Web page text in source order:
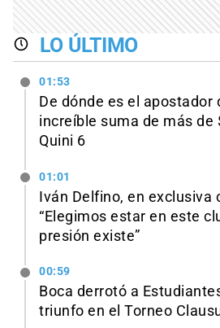
LO ÚLTIMO
01:53
De dónde es el apostador
increíble suma de más de
Quini 6
01:01
Iván Delfino, en exclusiva
“Elegimos estar en este
presión existe”
00:59
Boca derrotó a
triunfo en el Torneo